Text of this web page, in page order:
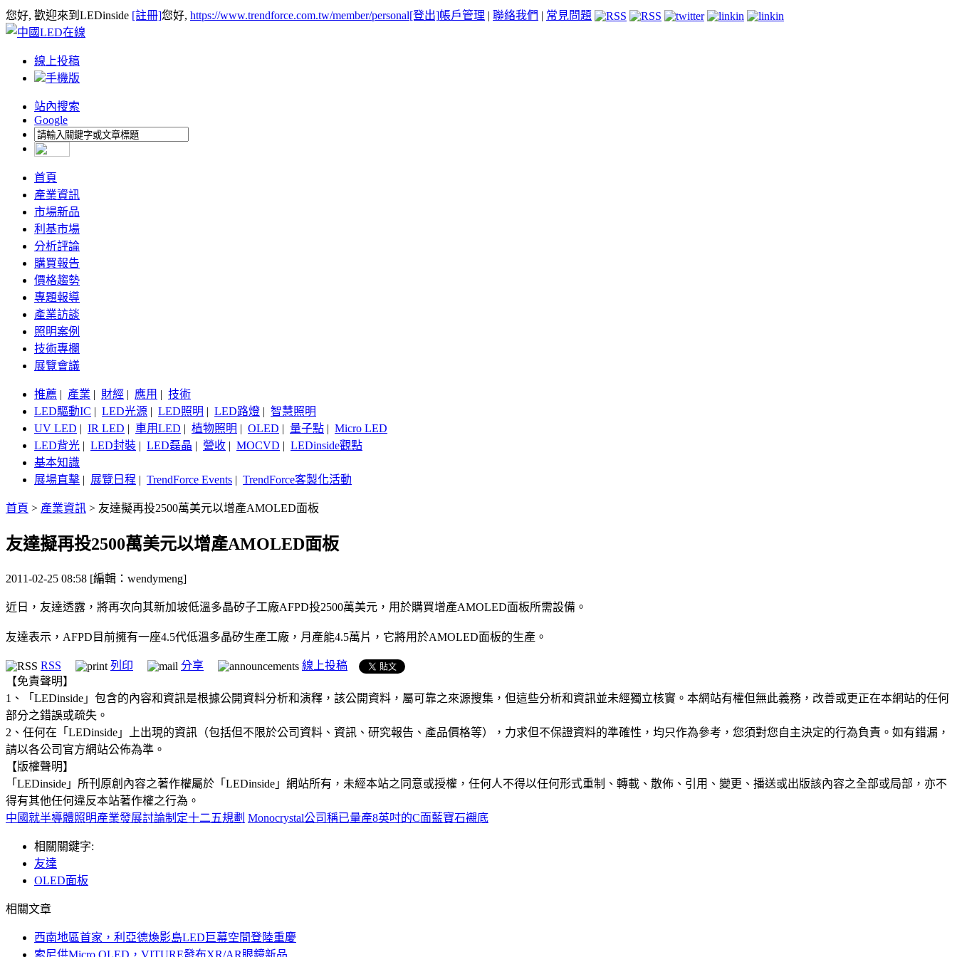
您好, 歡迎來到LEDinside [註冊]您好, https://www.trendforce.com.tw/member/personal[登出]帳戶管理 | 聯絡我們 | 常見問題
線上投稿
手機版
站內搜索
Google
首頁
產業資訊
市場新品
利基市場
分析評論
購買報告
價格趨勢
專題報導
產業訪談
照明案例
技術專欄
展覽會議
推薦 | 產業 | 財經 | 應用 | 技術
LED驅動IC | LED光源 | LED照明 | LED路燈 | 智慧照明
UV LED | IR LED | 車用LED | 植物照明 | OLED | 量子點 | Micro LED
LED背光 | LED封裝 | LED磊晶 | 營收 | MOCVD | LEDinside觀點
基本知識
展場直擊 | 展覽日程 | TrendForce Events | TrendForce客製化活動
首頁 > 產業資訊 > 友達擬再投2500萬美元以增產AMOLED面板
友達擬再投2500萬美元以增產AMOLED面板
2011-02-25 08:58 [編輯：wendymeng]
近日，友達透露，將再次向其新加坡低溫多晶矽子工廠AFPD投2500萬美元，用於購買增產AMOLED面板所需設備。
友達表示，AFPD目前擁有一座4.5代低溫多晶矽生產工廠，月產能4.5萬片，它將用於AMOLED面板的生產。
RSS 列印 分享
線上投稿
【免責聲明】
1、「LEDinside」包含的內容和資訊是根據公開資料分析和演釋，該公開資料，屬可靠之來源搜集，但這些分析和資訊並未經獨立核實。本網站有權但無此義務，改善或更正在本網站的任何
部分之錯誤或疏失。
2、任何在「LEDinside」上出現的資訊（包括但不限於公司資料、資訊、研究報告、產品價格等），力求但不保證資料的準確性，均只作為參考，您須對您自主決定的行為負責。如有錯漏，
請以各公司官方網站公佈為準。
【版權聲明】
「LEDinside」所刊原創內容之著作權屬於「LEDinside」網站所有，未經本站之同意或授權，任何人不得以任何形式重制、轉載、散佈、引用、變更、播送或出版該內容之全部或局部，亦不
得有其他任何違反本站著作權之行為。
中國就半導體照明產業發展討論制定十二五規劃 Monocrystal公司稱已量產8英吋的C面藍寶石襯底
相關關鍵字:
友達
OLED面板
相關文章
西南地區首家，利亞德煥影島LED巨幕空間登陸重慶